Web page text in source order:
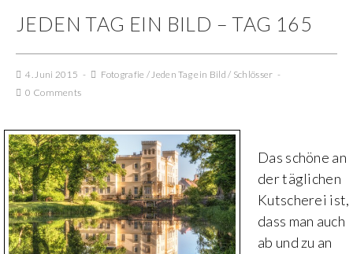
JEDEN TAG EIN BILD – TAG 165
4. Juni 2015 Fotografie /Jeden Tag ein Bild / Schlösser
0 Comments
Das schöne an
der täglichen
Kutscherei ist,
dass man auch
ab und zu an